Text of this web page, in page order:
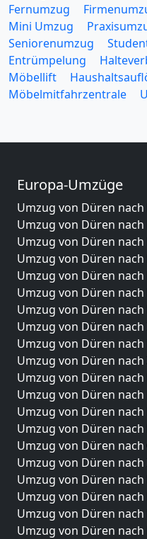
Fernumzug
Mini Umzug
Seniorenumzug
Entrümpelung
Möbellift
Möbelmitfahrzentrale
Europa-Umzüge
Umzug von Düren nach
Umzug von Düren nach
Umzug von Düren
Umzug von Düren
Umzug von Düren nach
Umzug von Düren
Umzug von Düren
Umzug von Düren
Umzug von Düren
Umzug von Düren nach
Umzug von Düren
Umzug von Düren nach
Umzug von Düren nach
Umzug von Düren
Umzug von Düren
Umzug von Düren
Umzug von Düren
Umzug von Düren
Umzug von Düren
Umzug von Düren